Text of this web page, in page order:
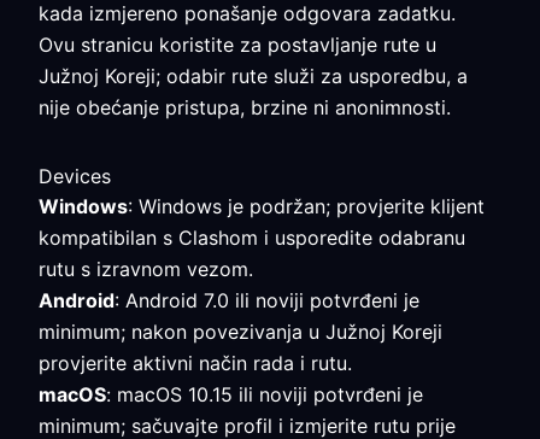
kada izmjereno ponašanje odgovara zadatku.
Ovu stranicu koristite za postavljanje rute u
Južnoj Koreji; odabir rute služi za usporedbu, a
nije obećanje pristupa, brzine ni anonimnosti.
Devices
Windows: Windows je podržan; provjerite klijent
kompatibilan s Clashom i usporedite odabranu
rutu s izravnom vezom.
Android: Android 7.0 ili noviji potvrđeni je
minimum; nakon povezivanja u Južnoj Koreji
provjerite aktivni način rada i rutu.
macOS: macOS 10.15 ili noviji potvrđeni je
minimum; sačuvajte profil i izmjerite rutu prije